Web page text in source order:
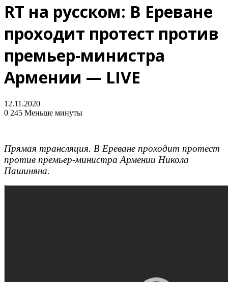
RT на русском: В Ереване
проходит протест против
премьер-министра
Армении — LIVE
12.11.2020
0 245 Меньше минуты
Прямая трансляция. В Ереване проходит протест
против премьер-министра Армении Никола
Пашиняна.